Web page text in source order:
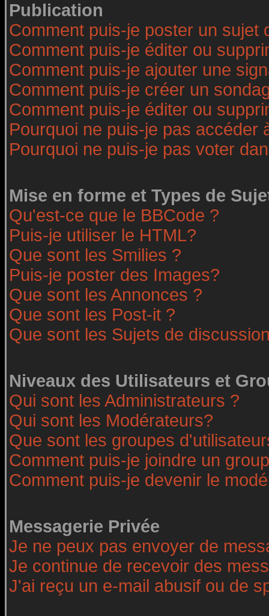
Publication
Comment puis-je poster un sujet
Comment puis-je éditer ou
Comment puis-je ajouter une
Comment puis-je créer un
Comment puis-je éditer ou
Pourquoi ne puis-je pas accéder
Pourquoi ne puis-je pas voter
Mise en forme et Types de
Qu'est-ce que le BBCode ?
Puis-je utiliser le HTML?
Que sont les Smilies ?
Puis-je poster des Images?
Que sont les Annonces ?
Que sont les Post-it ?
Que sont les Sujets de
Niveaux des Utilisateurs et
Qui sont les Administrateurs ?
Qui sont les Modérateurs?
Que sont les groupes
Comment puis-je joindre un
Comment puis-je devenir le
Messagerie Privée
Je ne peux pas envoyer de
Je continue de recevoir des
J'ai reçu un e-mail abusif ou de